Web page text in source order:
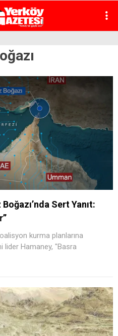
Sert Yanıt:
kurma planlarına
lider Hamaney, "Basra